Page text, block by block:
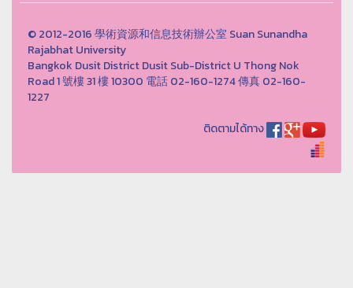
© 2012-2016 學術資源和信息技術辦公室 Suan Sunandha
Rajabhat University
Bangkok Dusit District Dusit Sub-District U Thong Nok
Road 1 號樓 31 樓 10300 電話 02-160-1274 傳真 02-160-
1227
ติดตามได้ทาง